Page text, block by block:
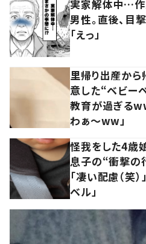
実家解体中…作
男性。直後、
「えっ」
里帰り出産か
意した“ベビー
教育が過ぎる
わぁ～ww」
怪我をした4歳
息子の“衝撃
「凄い配慮（笑
ベル」